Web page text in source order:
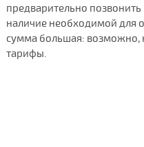
предварительно позвонить
наличие необходимой для
сумма большая: возможно,
тарифы.